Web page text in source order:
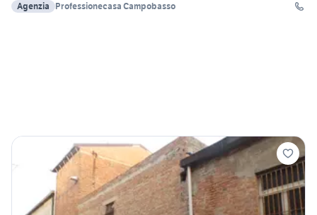
Agenzia
Professionecasa Campobasso